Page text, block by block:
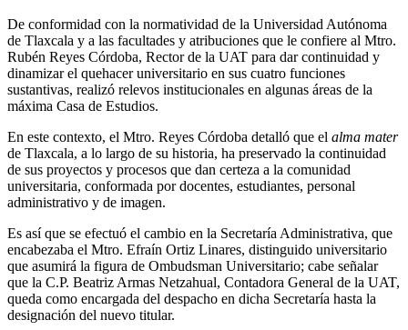
De conformidad con la normatividad de la Universidad Autónoma
de Tlaxcala y a las facultades y atribuciones que le confiere al Mtro.
Rubén Reyes Córdoba, Rector de la UAT para dar continuidad y
dinamizar el quehacer universitario en sus cuatro funciones
sustantivas, realizó relevos institucionales en algunas áreas de la
máxima Casa de Estudios.
En este contexto, el Mtro. Reyes Córdoba detalló que el alma mater
de Tlaxcala, a lo largo de su historia, ha preservado la continuidad
de sus proyectos y procesos que dan certeza a la comunidad
universitaria, conformada por docentes, estudiantes, personal
administrativo y de imagen.
Es así que se efectuó el cambio en la Secretaría Administrativa, que
encabezaba el Mtro. Efraín Ortiz Linares, distinguido universitario
que asumirá la figura de Ombudsman Universitario; cabe señalar
que la C.P. Beatriz Armas Netzahual, Contadora General de la UAT,
queda como encargada del despacho en dicha Secretaría hasta la
designación del nuevo titular.